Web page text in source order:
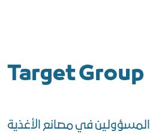
Target Group
المسؤولين في مصانع الأغذية